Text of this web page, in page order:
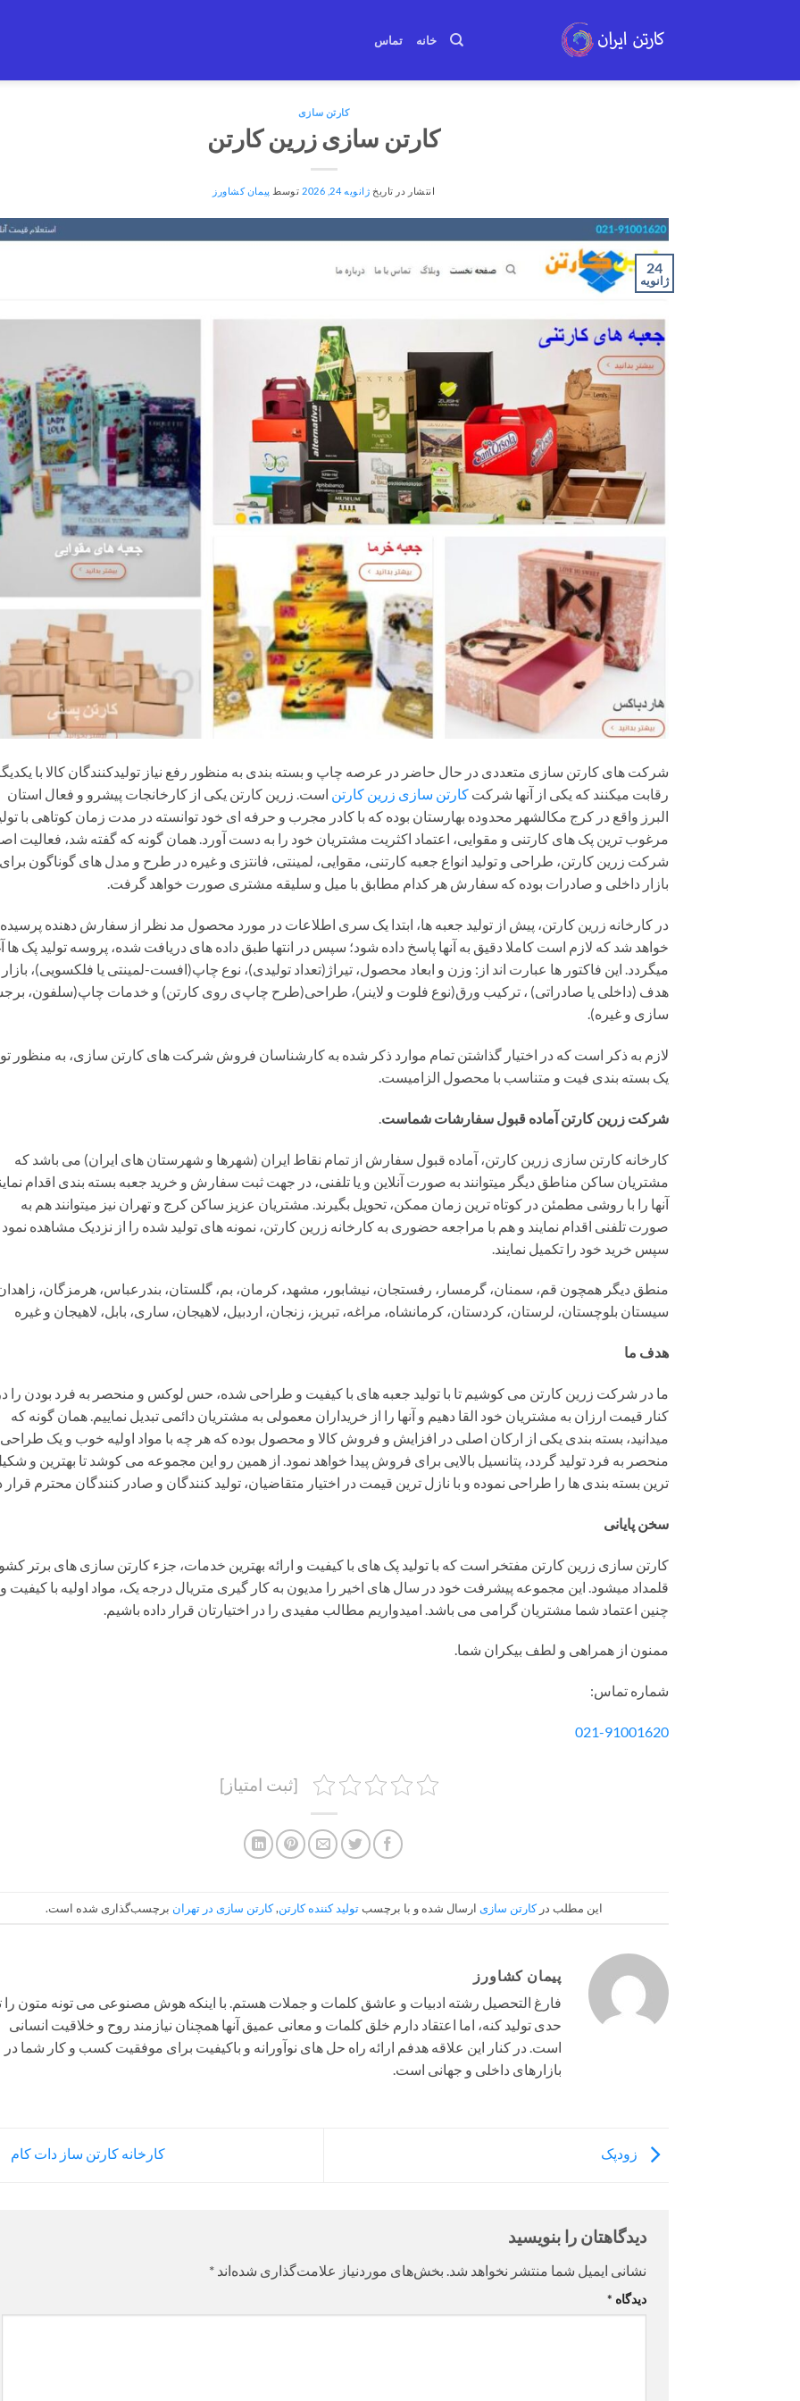
خانه تماس
کارتن سازی
کارتن سازی زرین کارتن
انتشار در تاریخ ژانویه 24, 2026 توسط پیمان کشاورز
24
ژانویه
شرکت های کارتن سازی متعددی در حال حاضر در عرصه چاپ و بسته بندی به منظور رفع نیاز تولیدکنندگان کالا با
رقابت میکنند که یکی از آنها شرکت کارتن سازی زرین کارتن است. زرین کارتن یکی از کارخانجات پیشرو و فعال استان
البرز واقع در کرج مکالشهر محدوده بهارستان بوده که با کادر مجرب و حرفه ای خود توانسته در مدت زمان کوتاهی با
مرغوب ترین پک های کارتنی و مقوایی، اعتماد اکثریت مشتریان خود را به دست آورد. همان گونه که گفته شد، فعالیت
شرکت زرین کارتن، طراحی و تولید انواع جعبه کارتنی، مقوایی، لمینتی، فانتزی و غیره در طرح و مدل های گوناگون برای
بازار داخلی و صادرات بوده که سفارش هر کدام مطابق با میل و سلیقه مشتری صورت خواهد گرفت.
در کارخانه زرین کارتن، پیش از تولید جعبه ها، ابتدا یک سری اطلاعات در مورد محصول مد نظر از سفارش دهنده پرسیده
خواهد شد که لازم است کاملا دقیق به آنها پاسخ داده شود؛ سپس در انتها طبق داده های دریافت شده، پروسه تولید پک ها
میگردد. این فاکتور ها عبارت اند از: وزن و ابعاد محصول، تیراژ(تعداد تولیدی)، نوع چاپ(افست-لمینتی یا فلکسویی)، بازار
هدف (داخلی یا صادراتی) ، ترکیب ورق(نوع فلوت و لاینر)، طراحی(طرح چاپ‌ی روی کارتن) و خدمات چاپ(سلفون،
سازی و غیره).
لازم به ذکر است که در اختیار گذاشتن تمام موارد ذکر شده به کارشناسان فروش شرکت های کارتن سازی، به منظور
یک بسته بندی فیت و متناسب با محصول الزامیست.
شرکت زرین کارتن آماده قبول سفارشات شماست.
کارخانه کارتن سازی زرین کارتن، آماده قبول سفارش از تمام نقاط ایران (شهرها و شهرستان های ایران) می باشد که
مشتریان ساکن مناطق دیگر میتوانند به صورت آنلاین و یا تلفنی، در جهت ثبت سفارش و خرید جعبه بسته بندی اقدام
آنها را با روشی مطمئن در کوتاه ترین زمان ممکن، تحویل بگیرند. مشتریان عزیز ساکن کرج و تهران نیز میتوانند هم به
صورت تلفنی اقدام نمایند و هم با مراجعه حضوری به کارخانه زرین کارتن، نمونه های تولید شده را از نزدیک مشاهده نمود
سپس خرید خود را تکمیل نمایند.
منطق دیگر همچون قم، سمنان، گرمسار، رفستجان، نیشابور، مشهد، کرمان، بم، گلستان، بندرعباس، هرمزگان،
سیستان بلوچستان، لرستان، کردستان، کرمانشاه، مراغه، تبریز، زنجان، اردبیل، لاهیجان، ساری، بابل، لاهیجان و غیره
هدف ما
ما در شرکت زرین کارتن می کوشیم تا با تولید جعبه های با کیفیت و طراحی شده، حس لوکس و منحصر به فرد بودن را در
کنار قیمت ارزان به مشتریان خود القا دهیم و آنها را از خریداران معمولی به مشتریان دائمی تبدیل نماییم. همان گونه که
میدانید، بسته بندی یکی از ارکان اصلی در افزایش و فروش کالا و محصول بوده که هر چه با مواد اولیه خوب و یک طراحی
منحصر به فرد تولید گردد، پتانسیل بالایی برای فروش پیدا خواهد نمود. از همین رو این مجموعه می کوشد تا بهترین و
ترین بسته بندی ها را طراحی نموده و با نازل ترین قیمت در اختیار متقاضیان، تولید کنندگان و صادر کنندگان محترم قرار
سخن پایانی
کارتن سازی زرین کارتن مفتخر است که با تولید پک های با کیفیت و ارائه بهترین خدمات، جزء کارتن سازی های برتر
قلمداد میشود. این مجموعه پیشرفت خود در سال های اخیر را مدیون به کار گیری متریال درجه یک، مواد اولیه با کیفیت
چنین اعتماد شما مشتریان گرامی می باشد. امیدواریم مطالب مفیدی را در اختیارتان قرار داده باشیم.
ممنون از همراهی و لطف بیکران شما.
شماره تماس:
021-91001620
[ثبت امتیاز]
این مطلب درکارتن سازی ارسال شده و با برچسبتولید کننده کارتن,کارتن سازی در تهران برچسب‌گذاری شده است.
پیمان کشاورز
فارغ التحصیل رشته ادبیات و عاشق کلمات و جملات هستم. با اینکه هوش مصنوعی می تونه متون را
حدی تولید کنه، اما اعتقاد دارم خلق کلمات و معانی عمیق آنها همچنان نیازمند روح و خلاقیت انسانی
است. در کنار این علاقه هدفم ارائه راه حل های نوآورانه و باکیفیت برای موفقیت کسب و کار شما در
بازارهای داخلی و جهانی است.
زودپک کارخانه کارتن ساز دات کام
دیدگاهتان را بنویسید
نشانی ایمیل شما منتشر نخواهد شد. بخش‌های موردنیاز علامت‌گذاری شده‌اند *
دیدگاه *